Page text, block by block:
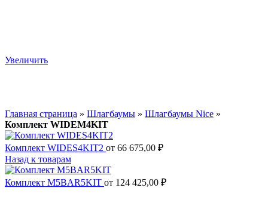
Увеличить
Главная страница » Шлагбаумы » Шлагбаумы Nice »
Комплект WIDEM4KIT
Комплект WIDES4KIT2 от 66 675,00 ₽
Назад к товарам
Комплект M5BAR5KIT от 124 425,00 ₽